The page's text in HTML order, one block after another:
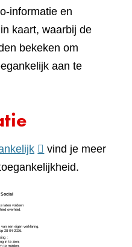
informatie en
kaart, waarbij de
bekeken om
aan te
(verwijst
naar
vind je meer